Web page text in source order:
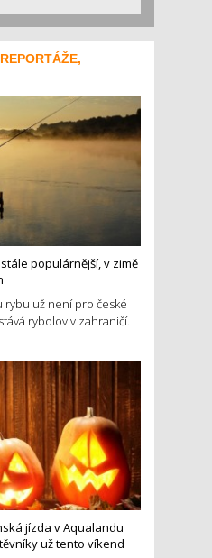
populárnější, v zimě
rybu už není pro české
rybolov v zahraničí.
jízda v Aqualandu
už tento víkend